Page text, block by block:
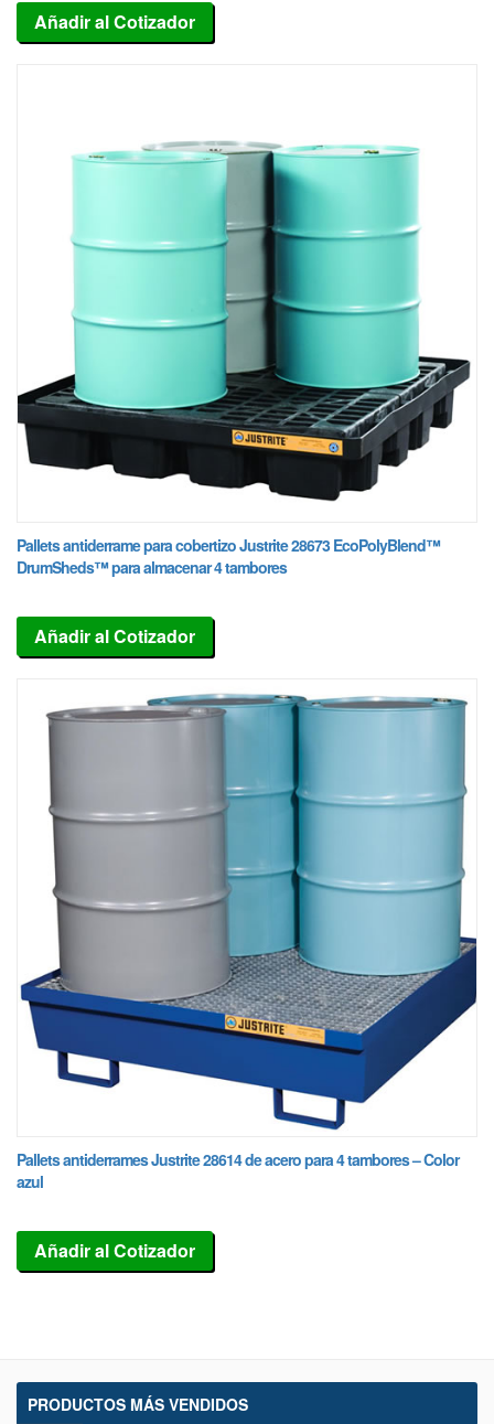
Añadir al Cotizador
Pallets antiderrame para cobertizo Justrite 28673 EcoPolyBlend™
DrumSheds™ para almacenar 4 tambores
Añadir al Cotizador
Pallets antiderrames Justrite 28614 de acero para 4 tambores – Color
azul
Añadir al Cotizador
PRODUCTOS MÁS VENDIDOS